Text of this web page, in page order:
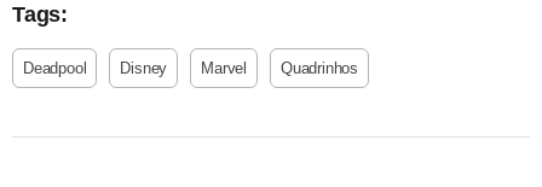
Tags:
Deadpool Disney Marvel Quadrinhos